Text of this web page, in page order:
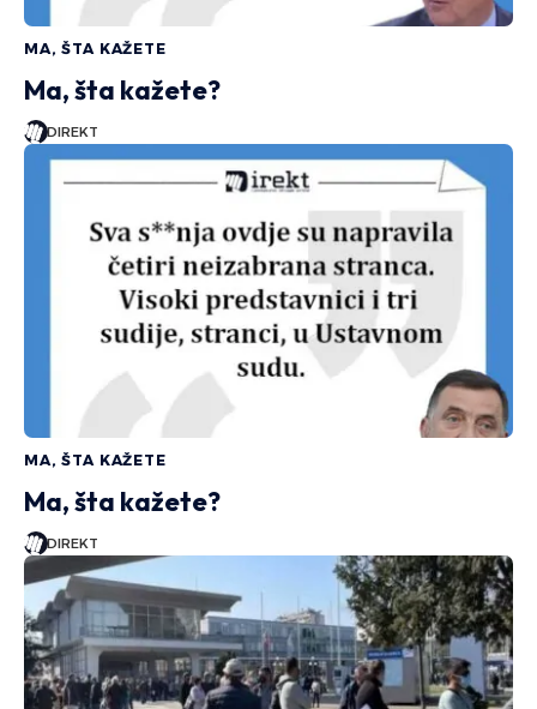
MA, ŠTA KAŽETE
Ma, šta kažete?
DIREKT
MA, ŠTA KAŽETE
Ma, šta kažete?
DIREKT